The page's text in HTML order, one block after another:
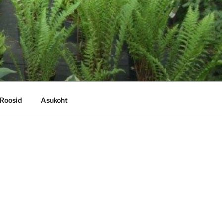
Roosid Asukoht